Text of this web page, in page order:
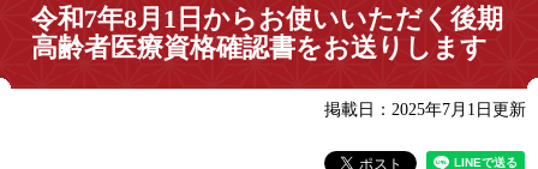
令和7年8月1日からお使いいただく後期
高齢者医療資格確認書をお送りします
掲載日：2025年7月1日更新